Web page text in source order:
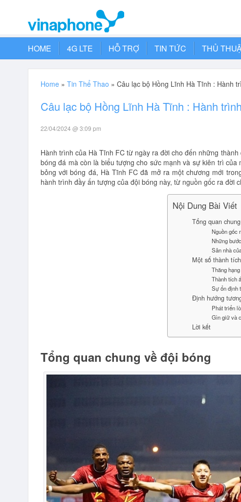
HOME 4G LTE HỖ TRỢ TIN TỨC THỦ
Home » Tin Thể Thao » Câu lạc bộ Hồng Lĩnh Hà Tĩnh : Hành
Câu lạc bộ Hồng Lĩnh Hà Tĩnh : Hành
22/04/2024 @ 3:09 pm
Hành trình của Hà Tĩnh FC từ ngày ra đời cho đến những
bóng đá mà còn là biểu tượng cho sức mạnh và sự kiên trì
bỏng với bóng đá, Hà Tĩnh FC đã mở ra một chương mới
hành trình đầy ấn tượng của đội bóng này, từ nguồn gốc ra đời
Nội Dung Bài Viết
Tổng quan
Nguồn gốc
Những
Sân nhà
Một số thành
Thăng
Thành tích
Sự ổn định
Định hướng
Phát triển
Gìn giữ và
Lời kết
Tổng quan chung về đội bóng